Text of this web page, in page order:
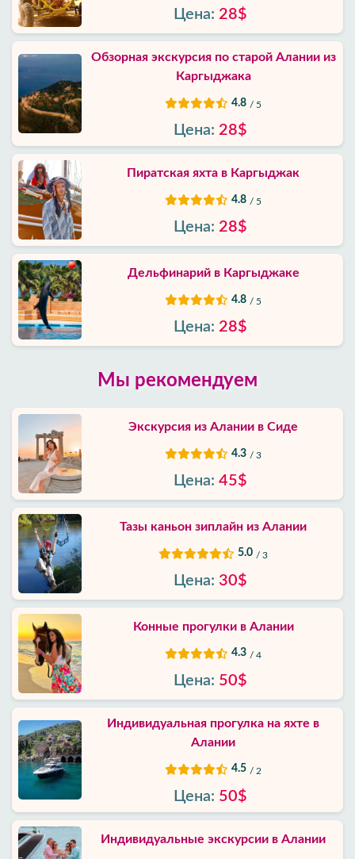
Цена: 28$
Обзорная экскурсия по старой Алании из
Каргыджака‎
4.8 / 5
Цена: 28$
Пиратская яхта в Каргыджак‎
4.8 / 5
Цена: 28$
Дельфинарий в Каргыджак‎е
4.8 / 5
Цена: 28$
Мы рекомендуем
Экскурсия из Алании в Сиде
4.3 / 3
Цена: 45$
Тазы каньон зиплайн из Алании
5.0 / 3
Цена: 30$
Конные прогулки в Алании
4.3 / 4
Цена: 50$
Индивидуальная прогулка на яхте в
Алании
4.5 / 2
Цена: 50$
Индивидуальные экскурсии в Алании